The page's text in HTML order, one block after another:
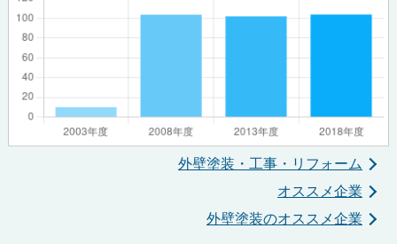
外壁塗装・工事・リフォーム
オススメ企業
外壁塗装のオススメ企業